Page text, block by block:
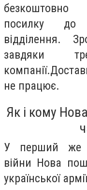
посилку до
відділення.
завдяки
не працює.
Як і кому
У перший же
війни Нова
української